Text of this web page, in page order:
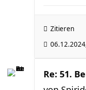
Zitieren
Re: 51.